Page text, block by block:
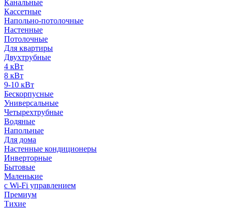
Канальные
Кассетные
Напольно-потолочные
Настенные
Потолочные
Для квартиры
Двухтрубные
4 кВт
8 кВт
9-10 кВт
Бескорпусные
Универсальные
Четырехтрубные
Водяные
Напольные
Для дома
Настенные кондиционеры
Инверторные
Бытовые
Маленькие
с Wi-Fi управлением
Премиум
Тихие